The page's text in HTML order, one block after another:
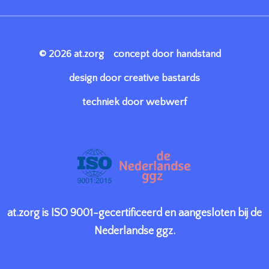
© 2026 at.zorg concept door handstand
design door creative bastards
techniek door webwerf
at.zorg is ISO 9001-gecertificeerd en aangesloten bij de
Nederlandse ggz.